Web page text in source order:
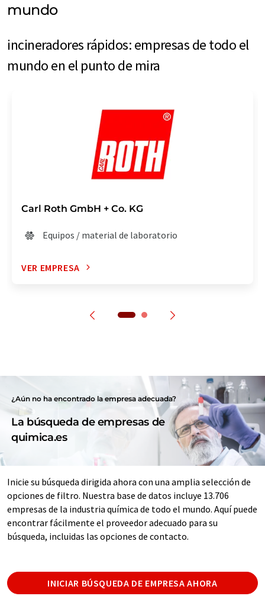
mundo
incineradores rápidos: empresas de todo el
mundo en el punto de mira
Carl Roth GmbH + Co. KG
Equipos / material de laboratorio
VER EMPRESA
¿Aún no ha encontrado la empresa adecuada?
La búsqueda de empresas de
quimica.es
Inicie su búsqueda dirigida ahora con una amplia selección de
opciones de filtro. Nuestra base de datos incluye 13.706
empresas de la industria química de todo el mundo. Aquí puede
encontrar fácilmente el proveedor adecuado para su
búsqueda, incluidas las opciones de contacto.
INICIAR BÚSQUEDA DE EMPRESA AHORA